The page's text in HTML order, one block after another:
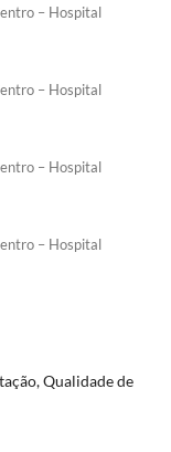
– Hospital
– Hospital
– Hospital
– Hospital
Qualidade de